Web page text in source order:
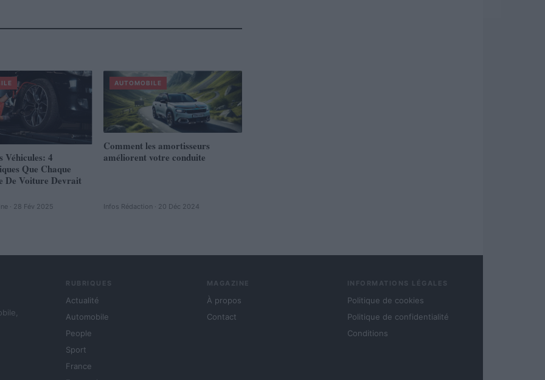
Véhicules: 4
Que Chaque
De Voiture Devrait
· 28 Fév 2025
AUTOMOBILE
Comment les amortisseurs
améliorent votre conduite
Infos Rédaction · 20 Déc 2024
RUBRIQUES
Actualité
Automobile
People
Sport
France
MAGAZINE
À propos
Contact
INFORMATIONS LÉGALES
Politique de cookies
Politique de confidentialité
Conditions